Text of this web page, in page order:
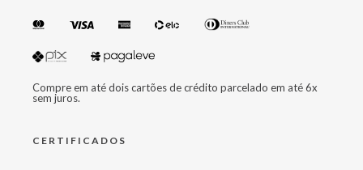
Compre em até dois cartões de crédito parcelado em até 6x
sem juros.
CERTIFICADOS